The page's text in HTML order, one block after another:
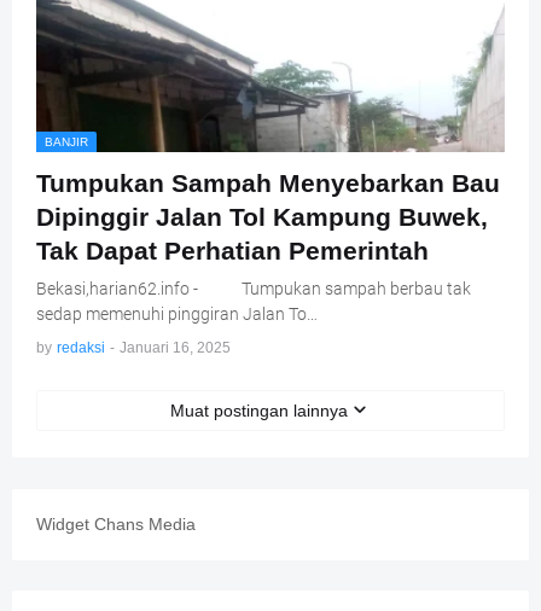
BANJIR
Tumpukan Sampah Menyebarkan Bau
Dipinggir Jalan Tol Kampung Buwek,
Tak Dapat Perhatian Pemerintah
Bekasi,harian62.info - Tumpukan sampah berbau tak
sedap memenuhi pinggiran Jalan To…
by redaksi - Januari 16, 2025
Muat postingan lainnya
Widget Chans Media